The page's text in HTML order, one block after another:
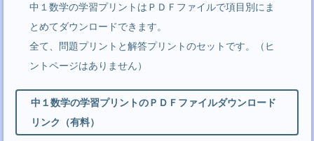
中１数学の学習プリントはＰＤＦファイルで項目別にま
とめてダウンロードできます。
全て、問題プリントと解答プリントのセットです。（ヒ
ントページはありません）
中１数学の学習プリントのＰＤＦファイルダウンロード
リンク（有料）